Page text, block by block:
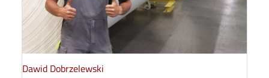
Dawid Dobrzelewski